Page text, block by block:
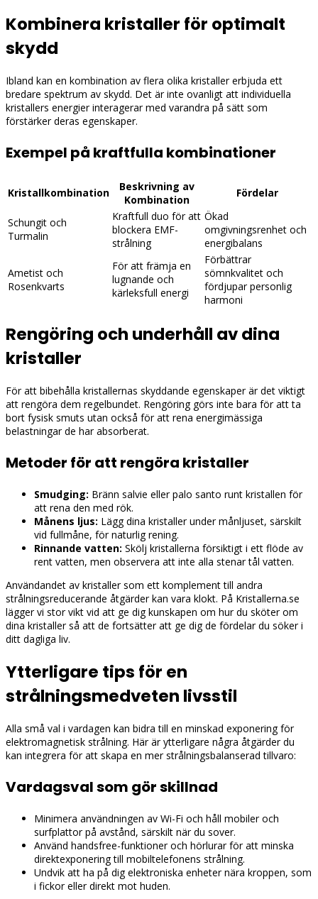
Kombinera kristaller för optimalt
skydd
Ibland kan en kombination av flera olika kristaller erbjuda ett
bredare spektrum av skydd. Det är inte ovanligt att individuella
kristallers energier interagerar med varandra på sätt som
förstärker deras egenskaper.
Exempel på kraftfulla kombinationer
Kristallkombination
Beskrivning av
Kombination
Fördelar
Schungit och
Turmalin
Kraftfull duo för att
blockera EMF-
strålning
Ökad
omgivningsrenhet och
energibalans
Ametist och
Rosenkvarts
För att främja en
lugnande och
kärleksfull energi
Förbättrar
sömnkvalitet och
fördjupar personlig
harmoni
Rengöring och underhåll av dina
kristaller
För att bibehålla kristallernas skyddande egenskaper är det viktigt
att rengöra dem regelbundet. Rengöring görs inte bara för att ta
bort fysisk smuts utan också för att rena energimässiga
belastningar de har absorberat.
Metoder för att rengöra kristaller
Smudging: Bränn salvie eller palo santo runt kristallen för
att rena den med rök.
Månens ljus: Lägg dina kristaller under månljuset, särskilt
vid fullmåne, för naturlig rening.
Rinnande vatten: Skölj kristallerna försiktigt i ett flöde av
rent vatten, men observera att inte alla stenar tål vatten.
Användandet av kristaller som ett komplement till andra
strålningsreducerande åtgärder kan vara klokt. På Kristallerna.se
lägger vi stor vikt vid att ge dig kunskapen om hur du sköter om
dina kristaller så att de fortsätter att ge dig de fördelar du söker i
ditt dagliga liv.
Ytterligare tips för en
strålningsmedveten livsstil
Alla små val i vardagen kan bidra till en minskad exponering för
elektromagnetisk strålning. Här är ytterligare några åtgärder du
kan integrera för att skapa en mer strålningsbalanserad tillvaro:
Vardagsval som gör skillnad
Minimera användningen av Wi-Fi och håll mobiler och
surfplattor på avstånd, särskilt när du sover.
Använd handsfree-funktioner och hörlurar för att minska
direktexponering till mobiltelefonens strålning.
Undvik att ha på dig elektroniska enheter nära kroppen, som
i fickor eller direkt mot huden.